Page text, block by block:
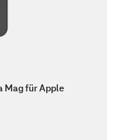
Mag für Apple